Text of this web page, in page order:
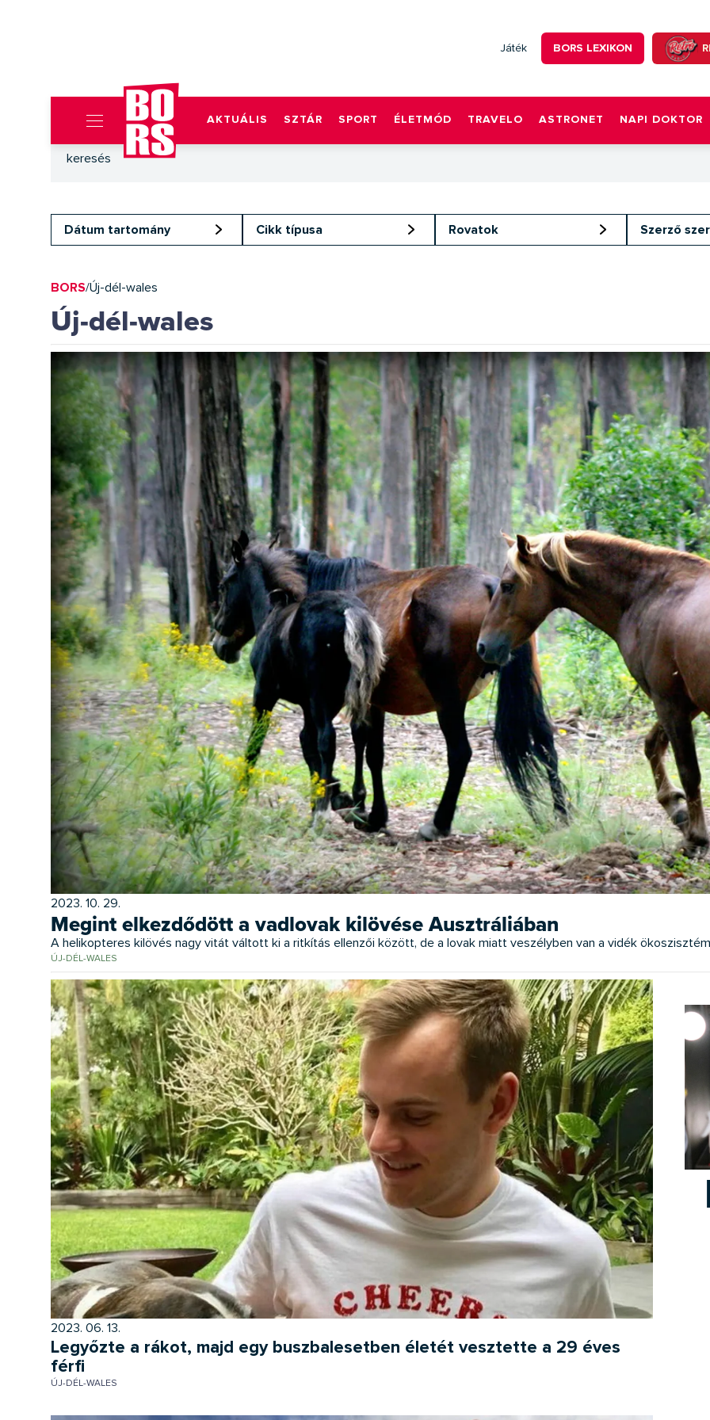
Játék BORS LEXIKON
AKTUÁLIS SZTÁR SPORT ÉLETMÓD TRAVELO ASTRONET NAPI DOKTOR
Dátum tartomány Cikk típusa Rovatok Szerző
BORS/Új-dél-wales
Új-dél-wales
2023. 10. 29.
Megint elkezdődött a vadlovak kilövése Ausztráliában
A helikopteres kilövés nagy vitát váltott ki a ritkítás ellenzői között, de a lovak miatt veszélyben van a vidék
ÚJ-DÉL-WALES
2023. 06. 13.
Legyőzte a rákot, majd egy buszbalesetben életét vesztette a 29 éves
férfi
ÚJ-DÉL-WALES